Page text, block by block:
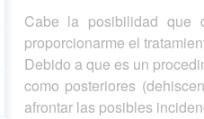
Cabe la posibilidad que
proporcionarme el
Debido a que es un
como posteriores
afrontar las posibles